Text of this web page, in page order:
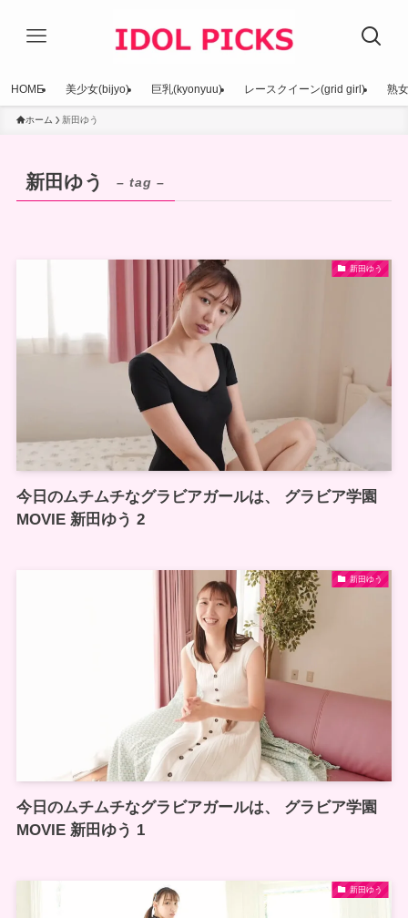
HOME 美少女(bijyo) 巨乳(kyonyuu) レースクイーン(grid girl) 熟
ホーム 新田ゆう
新田ゆう – tag –
新田ゆう
今日のムチムチなグラビアガールは、 グラビア学園
MOVIE 新田ゆう 2
新田ゆう
今日のムチムチなグラビアガールは、 グラビア学園
MOVIE 新田ゆう 1
新田ゆう